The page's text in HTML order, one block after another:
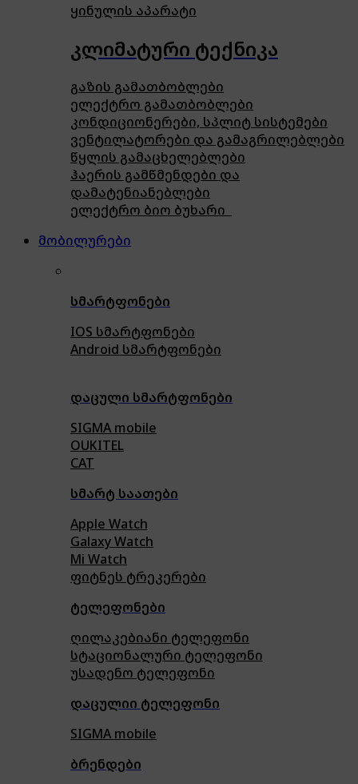
ყინულის აპარატი
კლიმატური ტექნიკა
გაზის გამათბობლები
ელექტრო გამათბობლები
კონდიციონერები, სპლიტ სისტემები
ვენტილატორები და გამაგრილებლები
წყლის გამაცხელებლები
ჰაერის გამწმენდები და
დამატენიანებლები
ელექტრო ბიო ბუხარი
მობილურები
სმარტფონები
IOS სმარტფონები
Android სმარტფონები
დაცული სმარტფონები
SIGMA mobile
OUKITEL
CAT
სმარტ საათები
Apple Watch
Galaxy Watch
Mi Watch
ფიტნეს ტრეკერები
ტელეფონები
ღილაკებიანი ტელეფონი
სტაციონალური ტელეფონი
უსადენო ტელეფონი
დაცულიი ტელეფონი
SIGMA mobile
ბრენდები